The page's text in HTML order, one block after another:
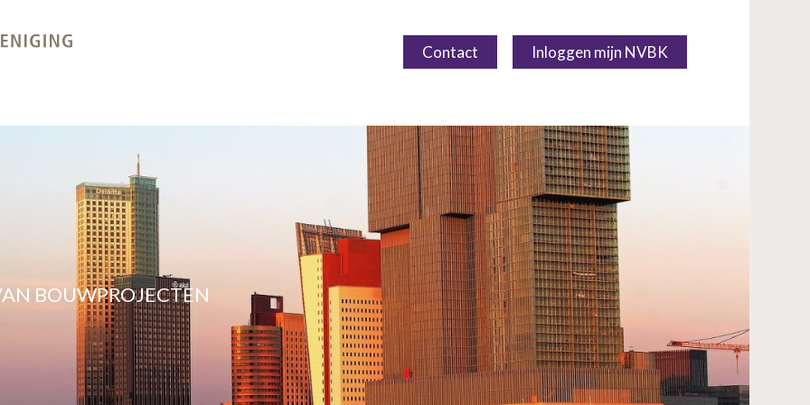
Contact Inloggen mijn NVBK
BOUWPROJECTEN
Over NVBK
Lidmaatschap
Kennisbank
Kennisbank
Dag van de Bouwkosten 2025
Magazine
Kostenmanagement Bouw &
Infra (KM)
ABK-model 2023
Boek Levensduurkosten –
Slim investeren, lang
profiteren